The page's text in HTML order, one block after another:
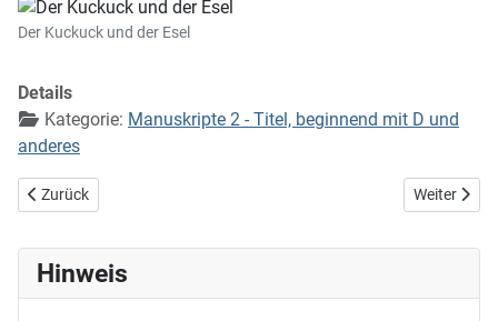
Der Kuckuck und der Esel
Details
Kategorie: Manuskripte 2 - Titel, beginnend mit D und
anderes
Vorheriger Beitrag: Der Herr wird für dich streiten
Zurück Nächster
Weiter
Hinweis